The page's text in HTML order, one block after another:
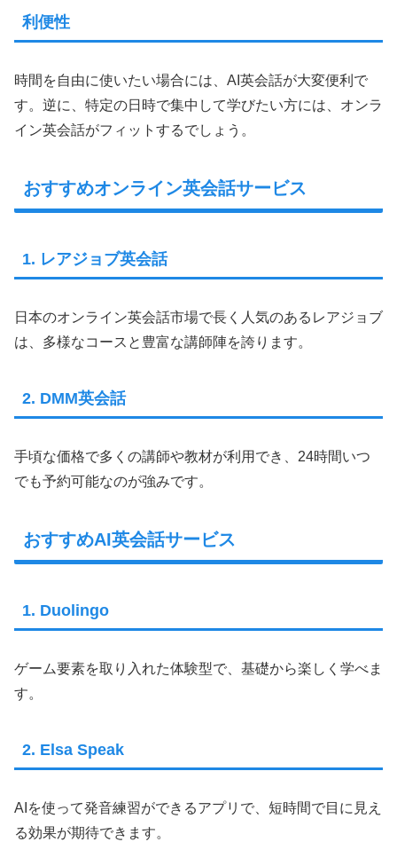
利便性
時間を自由に使いたい場合には、AI英会話が大変便利で
す。逆に、特定の日時で集中して学びたい方には、オンラ
イン英会話がフィットするでしょう。
おすすめオンライン英会話サービス
1. レアジョブ英会話
日本のオンライン英会話市場で長く人気のあるレアジョブ
は、多様なコースと豊富な講師陣を誇ります。
2. DMM英会話
手頃な価格で多くの講師や教材が利用でき、24時間いつ
でも予約可能なのが強みです。
おすすめAI英会話サービス
1. Duolingo
ゲーム要素を取り入れた体験型で、基礎から楽しく学べま
す。
2. Elsa Speak
AIを使って発音練習ができるアプリで、短時間で目に見え
る効果が期待できます。